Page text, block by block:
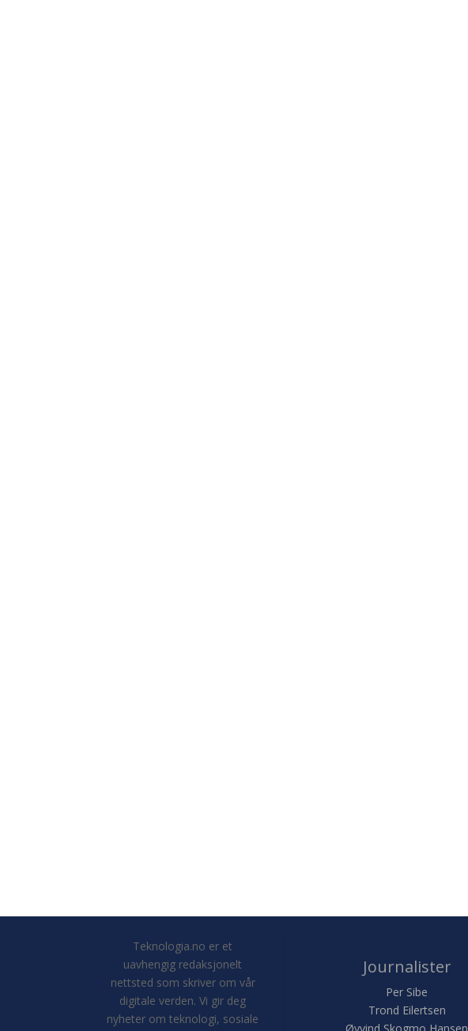
Teknologia.no er et
uavhengig redaksjonelt
nettsted som skriver om vår
digitale verden. Vi gir deg
nyheter om teknologi, sosiale
Journalister
Per Sibe
Trond Eilertsen